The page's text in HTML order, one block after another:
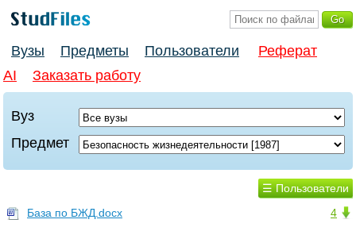
Вузы Предметы Пользователи
Реферат
AI
Заказать работу
Вуз
Предмет
☰ Пользователи
4
База по БЖД.docx